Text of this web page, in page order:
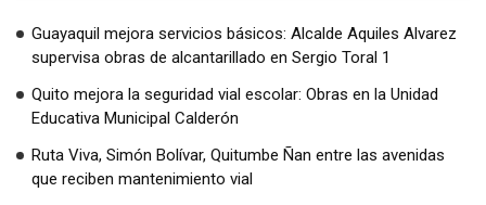
Guayaquil mejora servicios básicos: Alcalde Aquiles Alvarez
supervisa obras de alcantarillado en Sergio Toral 1
Quito mejora la seguridad vial escolar: Obras en la Unidad
Educativa Municipal Calderón
Ruta Viva, Simón Bolívar, Quitumbe Ñan entre las avenidas
que reciben mantenimiento vial